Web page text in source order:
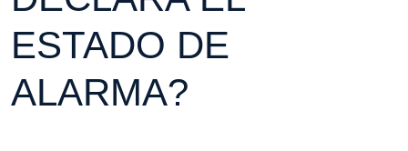
ESTADO DE
ALARMA?